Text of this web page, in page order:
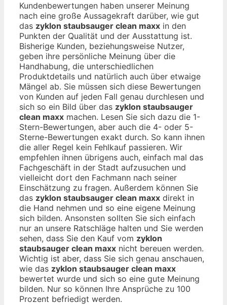
Kundenbewertungen haben unserer Meinung
nach eine große Aussagekraft darüber, wie gut
das zyklon staubsauger clean maxx in den
Punkten der Qualität und der Ausstattung ist.
Bisherige Kunden, beziehungsweise Nutzer,
geben ihre persönliche Meinung über die
Handhabung, die unterschiedlichen
Produktdetails und natürlich auch über etwaige
Mängel ab. Sie müssen sich diese Bewertungen
von Kunden auf jeden Fall genau durchlesen und
sich so ein Bild über das zyklon staubsauger
clean maxx machen. Lesen Sie sich dazu die 1-
Stern-Bewertungen, aber auch die 4- oder 5-
Sterne-Bewertungen exakt durch. So kann ihnen
die aller Regel kein Fehlkauf passieren. Wir
empfehlen ihnen übrigens auch, einfach mal das
Fachgeschäft in der Stadt aufzusuchen und
vielleicht dort den Fachmann nach seiner
Einschätzung zu fragen. Außerdem können Sie
das zyklon staubsauger clean maxx direkt in
die Hand nehmen und so eine eigene Meinung
sich bilden. Ansonsten sollten Sie sich einfach
nur an unsere Ratschläge halten und Sie werden
sehen, dass Sie den Kauf vom zyklon
staubsauger clean maxx nicht bereuen werden.
Wichtig ist aber, dass Sie sich genau anschauen,
wie das zyklon staubsauger clean maxx
bewertet wurde und sich so eine gute Meinung
bilden. Nur so können Ihre Ansprüche zu 100
Prozent befriedigt werden.